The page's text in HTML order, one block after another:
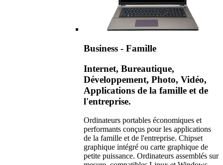
Business - Famille
Internet, Bureautique,
Développement, Photo, Vidéo,
Applications de la famille et de
l'entreprise.
Ordinateurs portables économiques et
performants conçus pour les applications
de la famille et de l'entreprise. Chipset
graphique intégré ou carte graphique de
petite puissance. Ordinateurs assemblés sur